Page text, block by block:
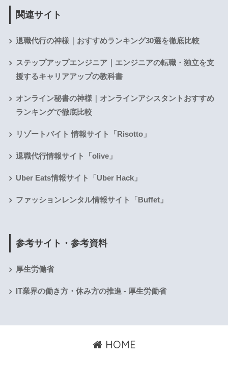
関連サイト
退職代行の神様｜おすすめランキング30選を徹底比較
ステップアップエンジニア｜エンジニアの転職・独立を支
援するキャリアアップの教科書
オンライン秘書の神様｜オンラインアシスタントおすすめ
ランキングで徹底比較
リゾートバイト 情報サイト「Risotto」
退職代行情報サイト「olive」
Uber Eats情報サイト「Uber Hack」
ファッションレンタル情報サイト「Buffet」
参考サイト・参考資料
厚生労働省
IT業界の働き方・休み方の推進 - 厚生労働省
HOME